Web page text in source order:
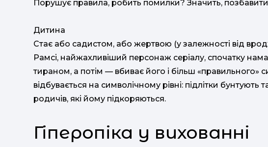
Порушує правила, робить помилки? Значить,
Дитина
Стає або садистом, або жертвою (у залежності від
Рамсі, найжахливіший персонаж серіалу, спочатку
тираном, а потім — вбиває його і більш «правильного»
відбувається на символічному рівні: підлітки бунтують
родичів, які йому підкоряються.
Гіперопіка у вихованні